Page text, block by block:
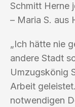
Schmitt Herne
– Maria S. aus
„Ich hätte nie
andere Stadt
Umzugskönig
Arbeit
notwendigen